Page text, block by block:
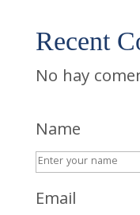
Recent
No hay
Name
Email